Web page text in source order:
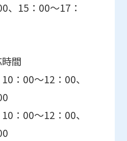
、15：00～17：
間
～12：00、
：00～12：00、